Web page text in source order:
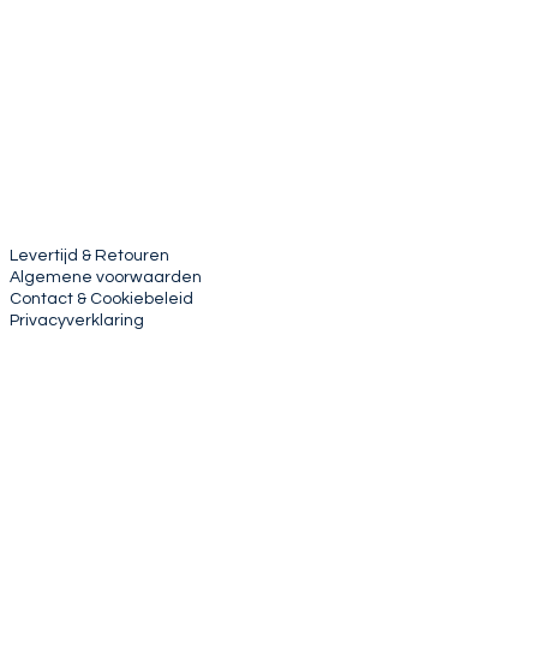
Levertijd & Retouren
Algemene voorwaarden
Contact & Cookiebeleid
Privacyverklaring